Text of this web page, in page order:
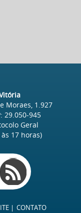
Moraes, 1.927
29.050-945
Geral
17horas)
CONTATO